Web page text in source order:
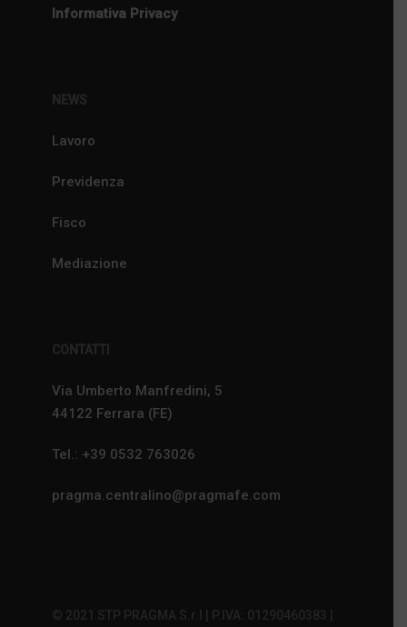
Informativa Privacy
NEWS
Lavoro
Previdenza
Fisco
Mediazione
CONTATTI
Via Umberto Manfredini, 5
44122 Ferrara (FE)
Tel.: +39 0532 763026
pragma.centralino@pragmafe.com
© 2021 STP PRAGMA S.r.l | P.IVA: 01290460383 |